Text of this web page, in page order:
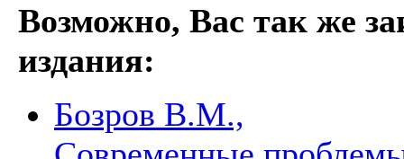
Возможно, Вас так же
издания:
Бозров В.М.,